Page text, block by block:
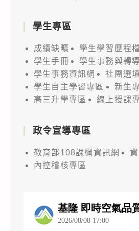
學生專區
成績缺曠
學生學習歷程
學生手冊
學生事務與轉
學生事務資訊網
社團選
學生自主學習專區
新生
高三升學專區
線上授課
政令宣導專區
教育部108課綱資訊網
內控稽核專區